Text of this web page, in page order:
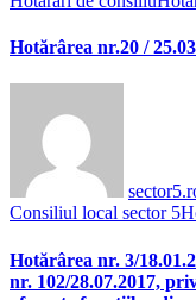
Hotărârea nr.20 /
Consiliul local sector 5
Hotărârea nr. 3/
nr. 102/28.07.2017,